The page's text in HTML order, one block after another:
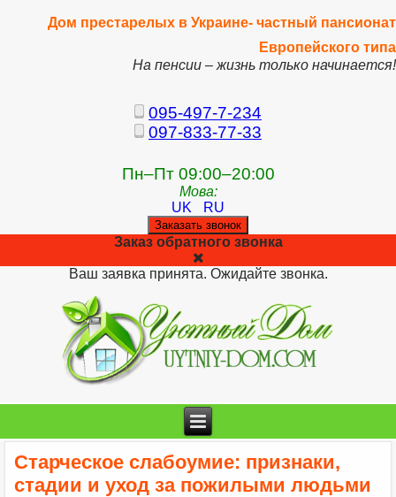
Дом престарелых в Украине- частный пансионат
Европейского типа
На пенсии – жизнь только начинается!
095-497-7-234
097-833-77-33
Пн–Пт 09:00–20:00
Мова:
UK
RU
Заказать звонок
Заказ обратного звонка
Ваш заявка принята. Ожидайте звонка.
Старческое слабоумие: признаки,
стадии и уход за пожилыми людьми